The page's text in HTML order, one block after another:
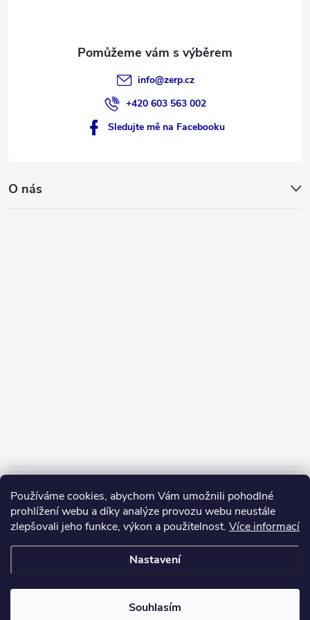
Používáme cookies, abychom Vám umožnili pohodlné
prohlížení webu a díky analýze provozu webu neustále
zlepšovali jeho funkce, výkon a použitelnost. Více informací
Nastavení
Souhlasím
info@zerp.cz
+420 603 563 002
Sledujte mě na Facebooku
O nás
Copyright 2026ZERP Rybářské potřeby. Všechna práva vyhrazena.